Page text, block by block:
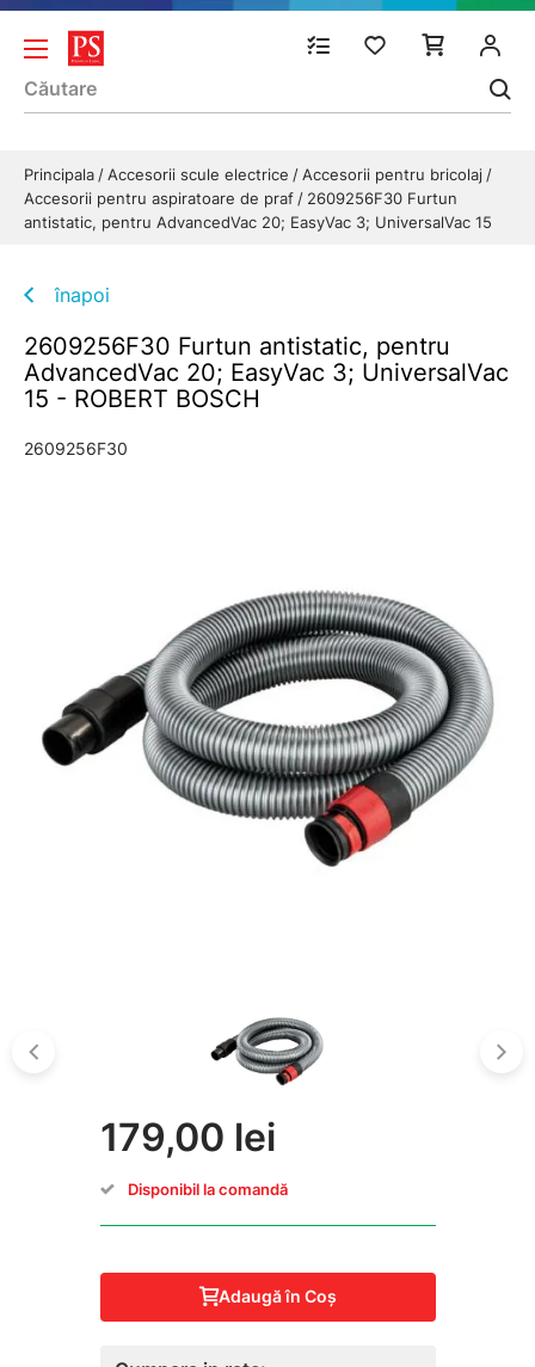
Principala Accesorii scule electrice
Accesorii pentru bricolaj
Accesorii pentru aspiratoare de praf
2609256F30 Furtun
antistatic, pentru AdvancedVac 20; EasyVac 3; UniversalVac 15
înapoi
2609256F30 Furtun antistatic, pentru
AdvancedVac 20; EasyVac 3; UniversalVac
15 - ROBERT BOSCH
2609256F30
179,00 lei
Disponibil la comandă
Adaugă în Coş